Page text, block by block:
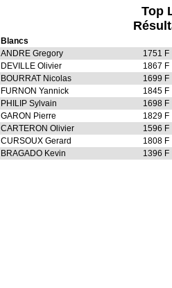
Top
Blancs
ANDRE Gregory
1751 F
DEVILLE Olivier
1867 F
BOURRAT Nicolas
1699 F
FURNON Yannick
1845 F
PHILIP Sylvain
1698 F
GARON Pierre
1829 F
CARTERON Olivier
1596 F
CURSOUX Gerard
1808 F
BRAGADO Kevin 1396 F